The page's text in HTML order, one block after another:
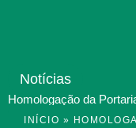
Notícias
Homologação da
INÍCIO »